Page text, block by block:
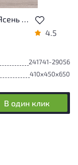
Тумба подкатная ДСП Ясень шимо Россия
4.5
241741-29056
410x450x650
В один клик